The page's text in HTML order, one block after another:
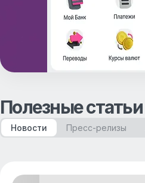
Полезные статьи
Новости Пресс-релизы